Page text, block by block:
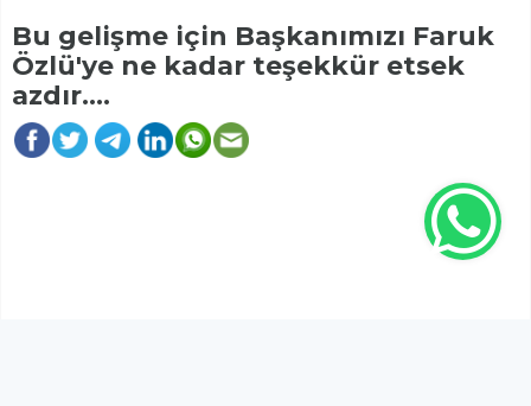
Bu gelişme için Başkanımızı Faruk
Özlü'ye ne kadar teşekkür etsek
azdır....